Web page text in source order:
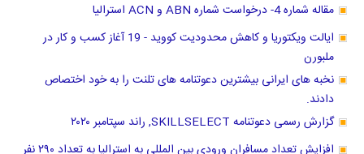
مقاله شماره 4- درخواست شماره ABN و ACN استرالیا
ایالت ویکتوریا و کاهش محدودیت کووید - 19 آغاز کسب و کار در
ملبورن
نخبه های ایرانی بیشترین دعوتنامه های تلنت را به خود اختصاص
دادند.
گزارش رسمی دعوتنامه SKILLSELECT, راند سپتامبر ۲۰۲۰
افزایش تعداد مسافران ورودی بین المللی به استرالیا به تعداد ۲۹۰ نفر